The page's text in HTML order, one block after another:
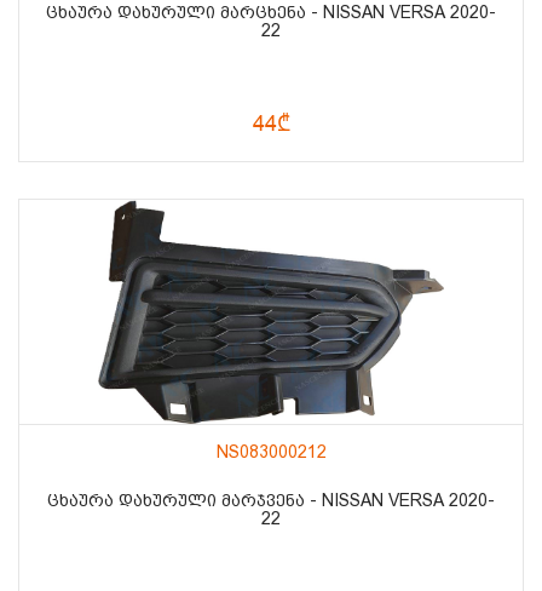
ᲪᲮᲐᲣᲠᲐ ᲓᲐᲮᲣᲠᲣᲚᲘ ᲛᲐᲠᲪᲮᲔᲜᲐ - NISSAN VERSA 2020-
22
44₾
NS083000212
ᲪᲮᲐᲣᲠᲐ ᲓᲐᲮᲣᲠᲣᲚᲘ ᲛᲐᲠᲯᲕᲔᲜᲐ - NISSAN VERSA 2020-
22